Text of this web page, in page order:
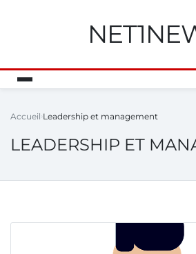
Accueil Leadership et management
LEADERSHIP ET